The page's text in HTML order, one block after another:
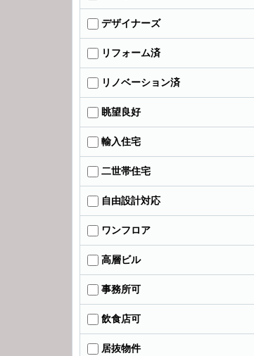
デザイナーズ
リフォーム済
リノベーション済
眺望良好
輸入住宅
二世帯住宅
自由設計対応
ワンフロア
高層ビル
事務所可
飲食店可
居抜物件